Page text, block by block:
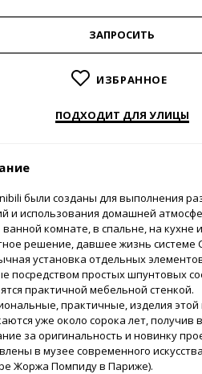
ЗАПРОСИТЬ
ИЗБРАННОЕ
ПОДХОДИТ ДЛЯ УЛИЦЫ
были созданы для выполнения
и использования домашней
ванной комнате, в спальне, на кухне
решение, давшее жизнь системе
установка отдельных
посредством простых шпунтовых
практичной мебельной стенкой.
практичные, изделия этой
уже около сорока лет, получив
за оригинальность и новинку
в музее современного
Жоржа Помпиду в Париже).